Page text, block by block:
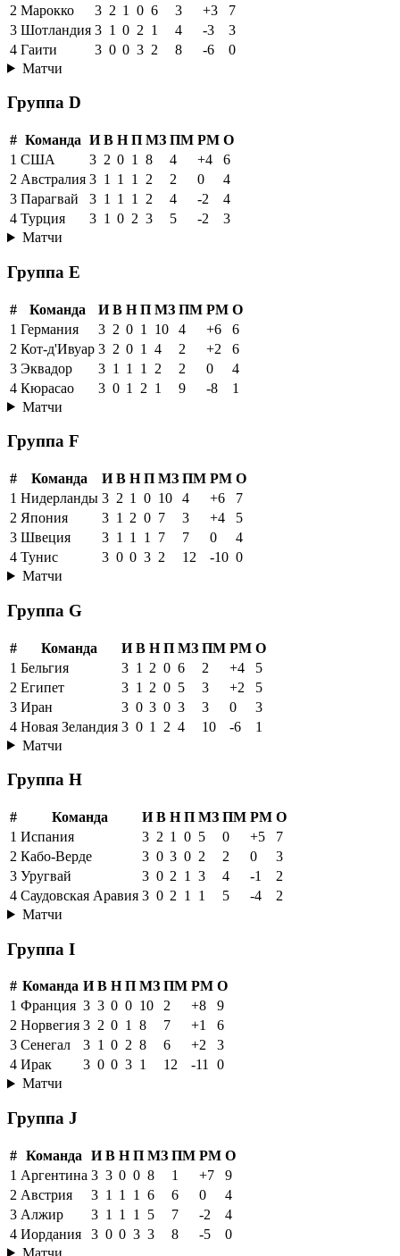
2 Марокко 3 2 1 0 6 3 +3
7
3 Шотландия 3 1 0 2 1 4 -3
3
4 Гаити 3 0 0 3 2 8 -6
0
Матчи
Группа D
# Команда И В Н П МЗ ПМ РМ О
1 США 3 2 0 1 8 4 +4
6
2 Австралия 3 1 1 1 2 2 0
4
3 Парагвай 3 1 1 1 2 4 -2
4
4 Турция 3 1 0 2 3 5 -2
3
Матчи
Группа E
# Команда И В Н П МЗ ПМ РМ О
1 Германия 3 2 0 1 10 4 +6
6
2 Кот-д'Ивуар 3 2 0 1 4 2 +2
6
3 Эквадор 3 1 1 1 2 2 0
4
4 Кюрасао 3 0 1 2 1 9 -8
1
Матчи
Группа F
# Команда И В Н П МЗ ПМ РМ О
1 Нидерланды 3 2 1 0 10 4 +6
7
2 Япония 3 1 2 0 7 3 +4
5
3 Швеция 3 1 1 1 7 7 0
4
4 Тунис 3 0 0 3 2 12 -10 0
Матчи
Группа G
# Команда И В Н П МЗ ПМ РМ О
1 Бельгия 3 1 2 0 6 2 +4
5
2 Египет 3 1 2 0 5 3 +2
5
3 Иран 3 0 3 0 3 3 0
3
4 Новая Зеландия 3 0 1 2 4 10 -6
1
Матчи
Группа H
# Команда И В Н П МЗ ПМ РМ О
1 Испания 3 2 1 0 5 0 +5
7
2 Кабо-Верде 3 0 3 0 2 2 0
3
3 Уругвай 3 0 2 1 3 4 -1
2
4 Саудовская Аравия 3 0 2 1 1 5 -4
2
Матчи
Группа I
# Команда И В Н П МЗ ПМ РМ О
1 Франция 3 3 0 0 10 2 +8
9
2 Норвегия 3 2 0 1 8 7 +1
6
3 Сенегал 3 1 0 2 8 6 +2
3
4 Ирак 3 0 0 3 1 12 -11
0
Матчи
Группа J
# Команда И В Н П МЗ ПМ РМ О
1 Аргентина 3 3 0 0 8 1 +7
9
2 Австрия 3 1 1 1 6 6 0
4
3 Алжир 3 1 1 1 5 7 -2
4
4 Иордания 3 0 0 3 3 8 -5
0
Матчи